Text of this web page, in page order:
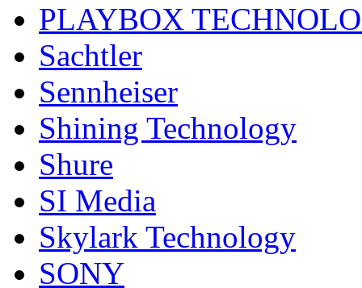
PLAYBOX
Sachtler
Sennheiser
Shining Technology
Shure
SI Media
Skylark Technology
SONY